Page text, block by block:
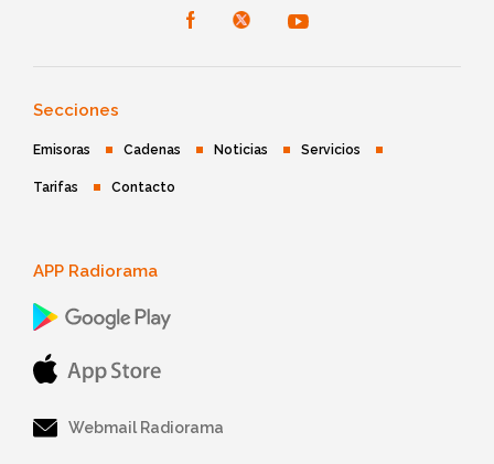
Secciones
Emisoras Cadenas Noticias Servicios
Tarifas Contacto
APP Radiorama
Webmail Radiorama